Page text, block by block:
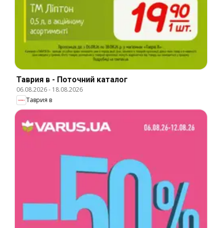
Таврия в - Поточний каталог
06.08.2026- 18.08.2026
Таврия в